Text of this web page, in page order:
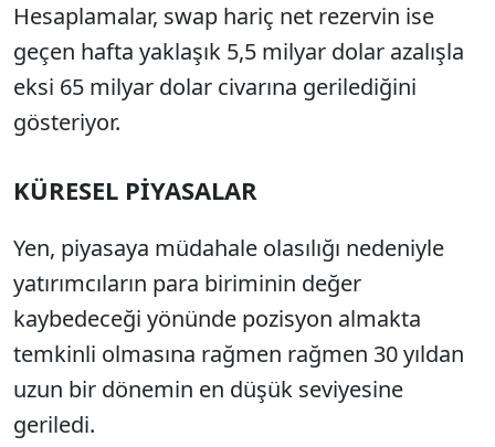
Hesaplamalar, swap hariç net rezervin ise
geçen hafta yaklaşık 5,5 milyar dolar azalışla
eksi 65 milyar dolar civarına gerilediğini
gösteriyor.
KÜRESEL PİYASALAR
Yen, piyasaya müdahale olasılığı nedeniyle
yatırımcıların para biriminin değer
kaybedeceği yönünde pozisyon almakta
temkinli olmasına rağmen rağmen 30 yıldan
uzun bir dönemin en düşük seviyesine
geriledi.